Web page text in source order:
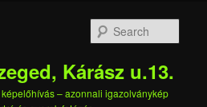
Kárász u.13.
– azonnali igazolványkép